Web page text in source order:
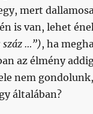
mert
is van, lehet
száz …”), ha
az élmény
nem
általában?